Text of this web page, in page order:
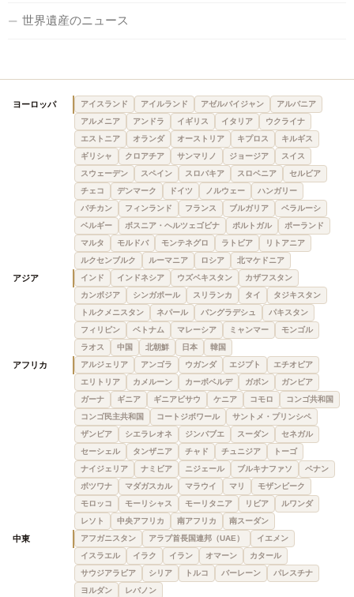
世界遺産のニュース
ヨーロッパ アイスランド アイルランド アゼルバイジャン
アルバニア
アルメニア
アンドラ イギリス イタリア
ウクライナ
エストニア
オランダ オーストリア キプロス
キルギス
ギリシャ
クロアチア サンマリノ ジョージア
スイス
スウェーデン
スペイン スロバキア スロベニア
セルビア
チェコ
デンマーク ドイツ ノルウェー
ハンガリー
バチカン
フィンランド フランス ブルガリア
ベラルーシ
ベルギー
ボスニア・ヘルツェゴビナ ポルトガル
ポーランド
マルタ
モルドバ モンテネグロ ラトビア
リトアニア
ルクセンブルク
ルーマニア ロシア 北マケドニア
アジア インド インドネシア ウズベキスタン
カザフスタン
カンボジア
シンガポール スリランカ タイ
タジキスタン
トルクメニスタン
ネパール バングラデシュ
パキスタン
フィリピン
ベトナム マレーシア ミャンマー
モンゴル
ラオス
中国 北朝鮮 日本 韓国
アフリカ アルジェリア アンゴラ ウガンダ エジプト
エチオピア
エリトリア
カメルーン カーボベルデ ガボン
ガンビア
ガーナ
ギニア ギニアビサウ ケニア コモロ
コンゴ共和国
コンゴ民主共和国
コートジボワール
サントメ・プリンシペ
ザンビア
シエラレオネ ジンバブエ スーダン
セネガル
セーシェル
タンザニア チャド チュニジア
トーゴ
ナイジェリア
ナミビア ニジェール ブルキナファソ
ベナン
ボツワナ
マダガスカル マラウイ マリ
モザンビーク
モロッコ
モーリシャス モーリタニア リビア
ルワンダ
レソト
中央アフリカ 南アフリカ 南スーダン
中東 アフガニスタン アラブ首長国連邦（UAE）
イエメン
イスラエル
イラク イラン オマーン
カタール
サウジアラビア
シリア トルコ バーレーン
パレスチナ
ヨルダン
レバノン